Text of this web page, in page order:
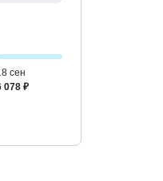
сен
078 ₽